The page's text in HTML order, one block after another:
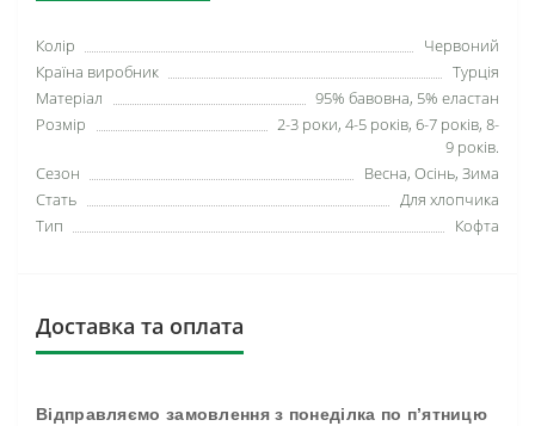
Колір
Червоний
Країна виробник
Турція
Матеріал
95% бавовна, 5% еластан
Розмір
2-3 роки, 4-5 років, 6-7 років, 8-
9 років.
Сезон
Весна, Осінь, Зима
Стать
Для хлопчика
Тип
Кофта
Доставка та оплата
Відправляємо замовлення з понеділка по п’ятницю